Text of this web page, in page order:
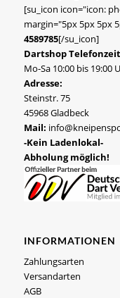
[su_icon icon="icon:
margin="5px 5px 5px
4589785[/su_icon]
Dartshop
Mo-Sa 10:00 bis 19:00
Adresse:
Steinstr. 75
45968 Gladbeck
Mail:
-Kein Ladenlokal-
Abholung möglich!
INFORMATIONEN
Zahlungsarten
Versandarten
AGB